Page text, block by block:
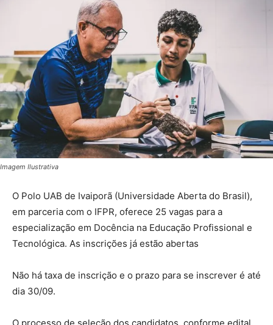
Imagem Ilustrativa
O Polo UAB de Ivaiporã (Universidade Aberta do Brasil),
em parceria com o IFPR, oferece 25 vagas para a
especialização em Docência na Educação Profissional e
Tecnológica. As inscrições já estão abertas
Não há taxa de inscrição e o prazo para se inscrever é até
dia 30/09.